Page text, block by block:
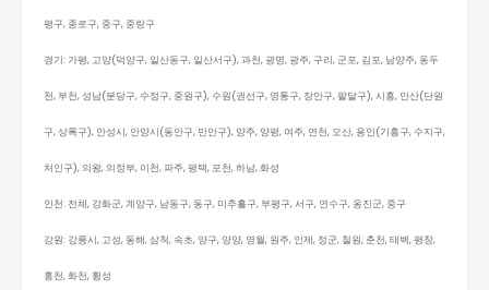
평구, 종로구, 중구, 중랑구
경기: 가평, 고양(덕양구, 일산동구, 일산서구), 과천, 광명, 광주, 구리, 군포, 김포, 남양주, 동두
천, 부천, 성남(분당구, 수정구, 중원구), 수원(권선구, 영통구, 장안구, 팔달구), 시흥, 안산(단원
구, 상록구), 안성시, 안양시(동안구, 만안구), 양주, 양평, 여주, 연천, 오산, 용인(기흥구, 수지구,
처인구), 의왕, 의정부, 이천, 파주, 평택, 포천, 하남, 화성
인천: 전체, 강화군, 계양구, 남동구, 동구, 미추홀구, 부평구, 서구, 연수구, 옹진군, 중구
강원: 강릉시, 고성, 동해, 삼척, 속초, 양구, 양양, 영월, 원주, 인제, 정군, 철원, 춘천, 태백, 평창,
홍천, 화천, 횡성